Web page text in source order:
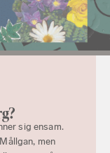
sig ensam.
men